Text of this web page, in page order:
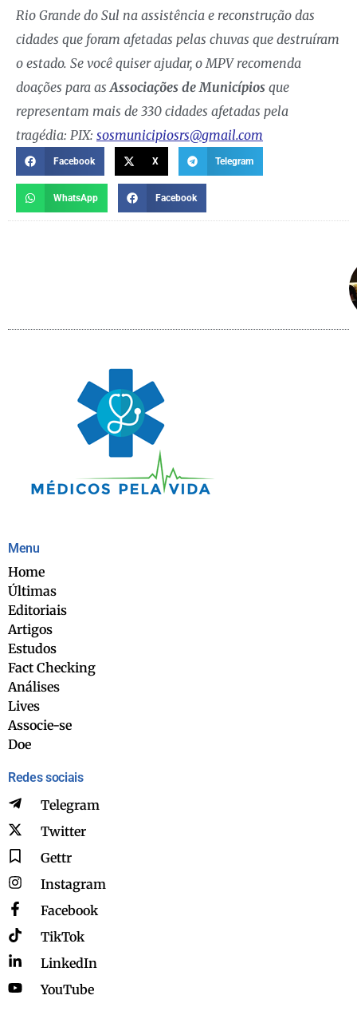
Rio Grande do Sul na assistência e reconstrução das
cidades que foram afetadas pelas chuvas que destruíram
o estado. Se você quiser ajudar, o MPV recomenda
doações para as Associações de Municípios que
representam mais de 330 cidades afetadas pela
tragédia: PIX: sosmunicipiosrs@gmail.com
Facebook X Telegram
WhatsApp Facebook
Menu
Home
Últimas
Editoriais
Artigos
Estudos
Fact Checking
Análises
Lives
Associe-se
Doe
Redes sociais
Telegram
Twitter
Gettr
Instagram
Facebook
TikTok
LinkedIn
YouTube